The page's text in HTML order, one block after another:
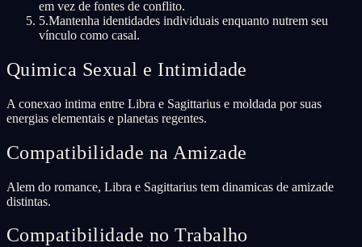
em vez de fontes de conflito.
5.Mantenha identidades individuais enquanto nutrem seu
vínculo como casal.
Quimica Sexual e Intimidade
A conexao intima entre Libra e Sagittarius e moldada por suas
energias elementais e planetas regentes.
Compatibilidade na Amizade
Alem do romance, Libra e Sagittarius tem dinamicas de amizade
distintas.
Compatibilidade no Trabalho